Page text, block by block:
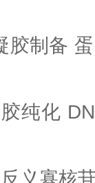
胶制备
纯化
义寡核